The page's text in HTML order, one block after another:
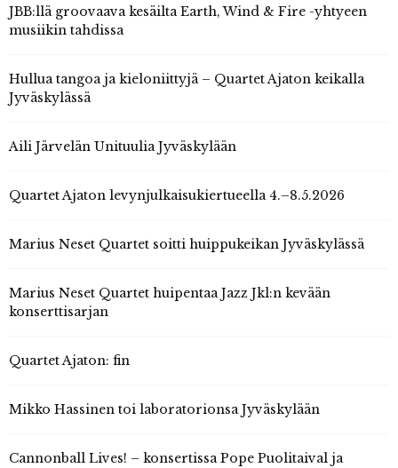
JBB:llä groovaava kesäilta Earth, Wind & Fire -yhtyeen
musiikin tahdissa
Hullua tangoa ja kieloniittyjä – Quartet Ajaton keikalla
Jyväskylässä
Aili Järvelän Unituulia Jyväskylään
Quartet Ajaton levynjulkaisukiertueella 4.–8.5.2026
Marius Neset Quartet soitti huippukeikan Jyväskylässä
Marius Neset Quartet huipentaa Jazz Jkl:n kevään
konserttisarjan
Quartet Ajaton: fin
Mikko Hassinen toi laboratorionsa Jyväskylään
Cannonball Lives! – konsertissa Pope Puolitaival ja